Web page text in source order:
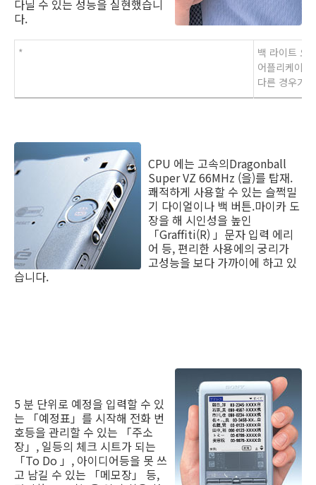
다닐 수 있는 성능을 실현했습니
다.
*
백 라이트 오
어플리케이
다른 경우가
CPU 에는 고속의Dragonball
Super VZ 66MHz (을)를 탑재.
쾌적하게 사용할 수 있는 슬쩍밀
기 다이얼이나 백 버튼.마이카 도
장을 해 시인성을 높인
「Graffiti(R) 」문자 입력 에리
어 등, 편리한 사용에의 궁리가
고성능을 보다 가까이에 하고 있
습니다.
5 분 단위로 예정을 입력할 수 있
는 「예정표」를 시작해 전화 번
호등을 관리할 수 있는 「주소
장」, 일등의 체크 시트가 되는
「To Do 」, 아이디어등을 못 쓰
고 남길 수 있는 「메모장」 등,